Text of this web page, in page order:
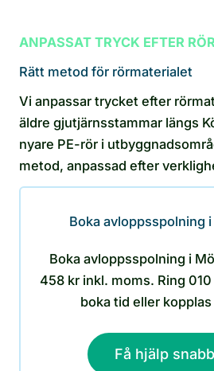
ANPASSAT TRYCK EFTER RÖR
Rätt metod för rörmaterialet
Vi anpassar trycket efter
äldre gjutjärnsstammar längs
nyare PE-rör i
metod, anpassad efter
Boka avloppsspolning
Boka avloppsspolning i
458 kr inkl. moms. Ring
boka tid eller
Få hjälp